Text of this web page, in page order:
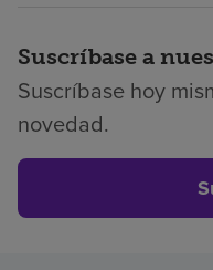
Suscríbase a
Suscríbase hoy
novedad.